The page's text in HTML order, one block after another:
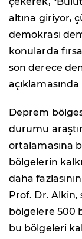
altına giriyor,
demokrasi
konularda
son derece
Deprem
durumu
ortalamasına
bölgelerin
daha
Prof. Dr. Alkin,
bölgelere 500
bu bölgeleri